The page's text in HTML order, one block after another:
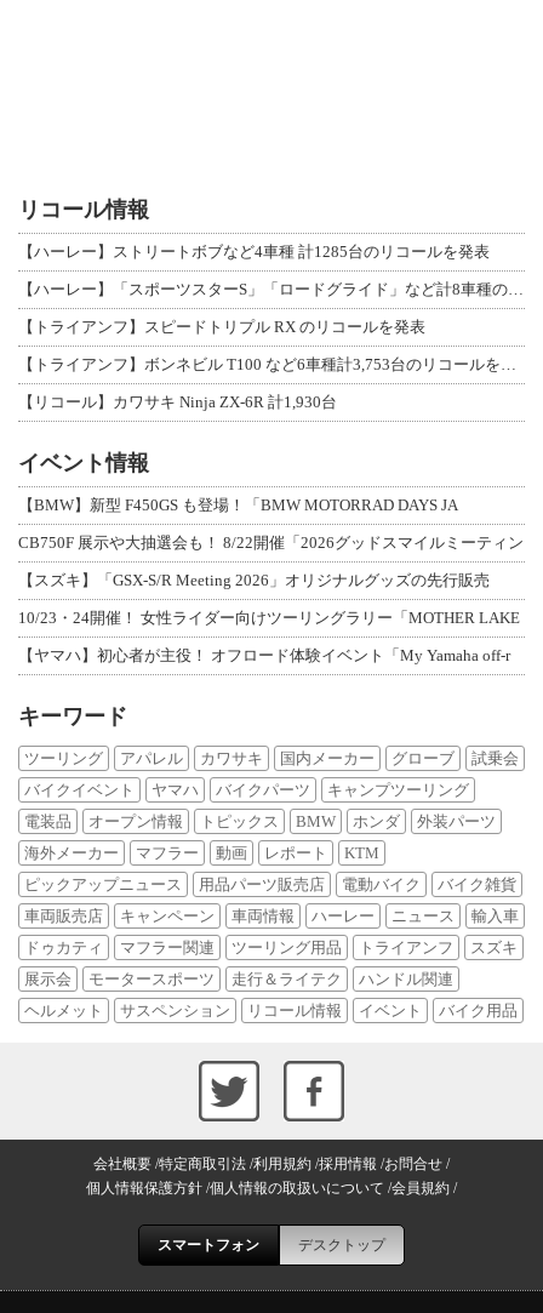
リコール情報
【ハーレー】ストリートボブなど4車種 計1285台のリコールを発表
【トライアンフ】スピードトリプル RX のリコールを発表
【リコール】カワサキ Ninja ZX-6R 計1,930台
イベント情報
【BMW】新型 F450GS も登場！「BMW MOTORRAD DAYS JA
CB750F 展示や大抽選会も！ 8/22開催「2026グッドスマイルミーティン
【スズキ】「GSX-S/R Meeting 2026」オリジナルグッズの先行販売
10/23・24開催！ 女性ライダー向けツーリングラリー「MOTHER LAKE
【ヤマハ】初心者が主役！ オフロード体験イベント「My Yamaha off-r
キーワード
ツーリング アパレル カワサキ 国内メーカー グローブ
試乗会
バイクイベント
ヤマハ バイクパーツ
キャンプツーリング
電装品
オープン情報 トピックス BMW ホンダ
外装パーツ
海外メーカー
マフラー 動画 レポート
KTM
ピックアップニュース
用品パーツ販売店 電動バイク
バイク雑貨
車両販売店
キャンペーン 車両情報 ハーレー ニュース
輸入車
ドゥカティ
マフラー関連 ツーリング用品 トライアンフ
スズキ
展示会
モータースポーツ 走行＆ライテク
ハンドル関連
ヘルメット
サスペンション リコール情報 イベント バイク用品
会社概要 特定商取引法 利用規約 採用情報 お問合せ
個人情報保護方針 個人情報の取扱いについて 会員規約
スマートフォン デスクトップ